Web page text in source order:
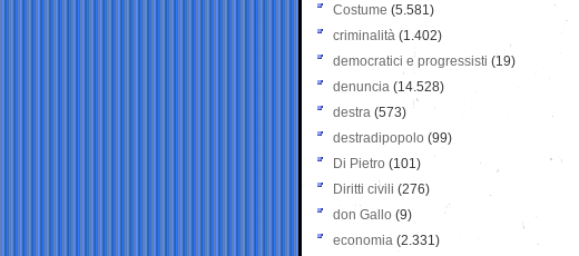
Costume (5.581)
criminalità (1.402)
democratici e progressisti (19)
denuncia (14.528)
destra (573)
destradipopolo (99)
Di Pietro (101)
Diritti civili (276)
don Gallo (9)
economia (2.331)